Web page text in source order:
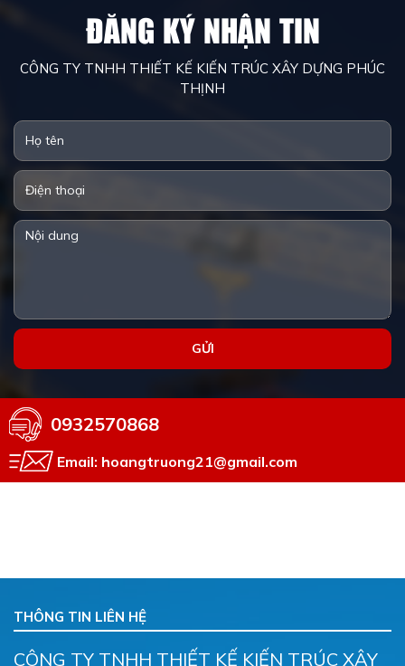
vật liệu mới.ĐĂNG KÝ NHẬN TIN
CÔNG TY TNHH THIẾT KẾ KIẾN TRÚC XÂY DỰNG PHÚC
THỊNH
0932570868
Email: hoangtruong21@gmail.com